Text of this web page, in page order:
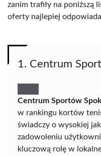
zanim trafiły na poniższą
oferty najlepiej
1. Centrum
Centrum Sportów
w rankingu kortów
świadczy o wysokiej
zadowoleniu
kluczową rolę w